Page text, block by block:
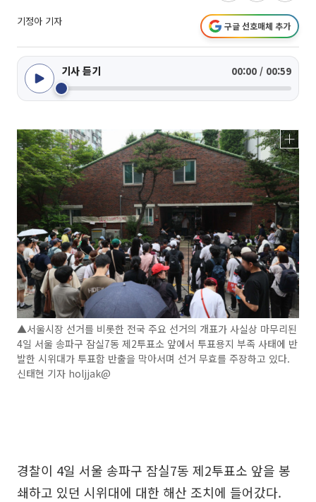
기정아 기자 구글 선호매체 추가
기사 듣기 00:00 / 00:59
▲서울시장 선거를 비롯한 전국 주요 선거의 개표가 사실상 마무리된
4일 서울 송파구 잠실7동 제2투표소 앞에서 투표용지 부족 사태에 반
발한 시위대가 투표함 반출을 막아서며 선거 무효를 주장하고 있다.
신태현 기자 holjjak@
경찰이 4일 서울 송파구 잠실7동 제2투표소 앞을 봉
쇄하고 있던 시위대에 대한 해산 조치에 들어갔다.